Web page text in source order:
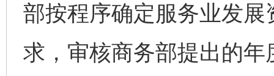
部按程序确定服务业发
求，审核商务部提出的